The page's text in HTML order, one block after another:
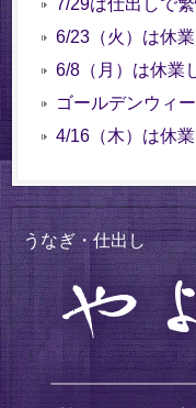
7/29は仕出しで
6/23（火）は休業
6/8（月）は休業
ゴールデンウィ
4/16（木）は休業
うなぎ・仕出し